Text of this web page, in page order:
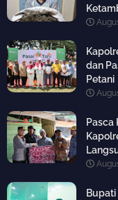
dan
Petani
Pasca
Bupati